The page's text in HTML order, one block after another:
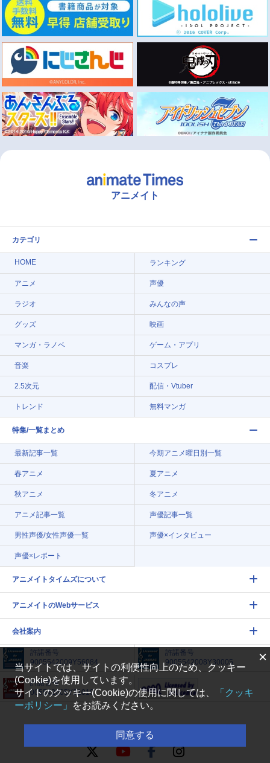
アニメイト
カテゴリ
HOME ランキング
アニメ 声優
ラジオ みんなの声
グッズ 映画
マンガ・ラノベ ゲーム・アプリ
音楽 コスプレ
2.5次元 配信・Vtuber
トレンド 無料マンガ
特集/一覧まとめ
最新記事一覧 今期アニメ曜日別一覧
春アニメ 夏アニメ
秋アニメ 冬アニメ
アニメ記事一覧 声優記事一覧
男性声優/女性声優一覧 声優×インタビュー
声優×レポート
アニメイトタイムズについて
アニメイトのWebサービス
会社案内
許諾番号
9005542009Y56084
許諾番号
9005542008Y30005
許諾番号
005542005Y31018
FOLLOW US
×
当サイトでは、サイトの利便性向上のため、クッキー
(Cookie)を使用しています。
サイトのクッキー(Cookie)の使用に関しては、
「クッキ
ーポリシー」
をお読みください。
同意する